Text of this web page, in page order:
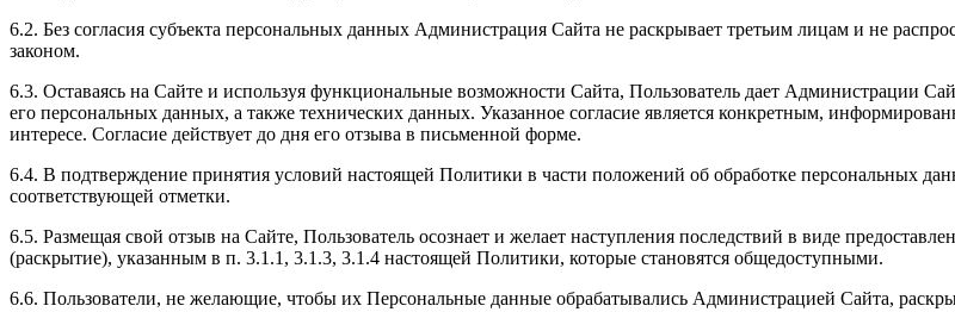
6.2. Без согласия субъекта персональных данных Администрация Сайта не раскрывает третьим лицам и не
законом.
6.3. Оставаясь на Сайте и используя функциональные возможности Сайта, Пользователь дает Администрации
его персональных данных, а также технических данных. Указанное согласие является конкретным,
интересе. Согласие действует до дня его отзыва в письменной форме.
6.4. В подтверждение принятия условий настоящей Политики в части положений об обработке персональных
соответствующей отметки.
6.5. Размещая свой отзыв на Сайте, Пользователь осознает и желает наступления последствий в виде
(раскрытие), указанным в п. 3.1.1, 3.1.3, 3.1.4 настоящей Политики, которые становятся общедоступными.
6.6. Пользователи, не желающие, чтобы их Персональные данные обрабатывались Администрацией Сайта,